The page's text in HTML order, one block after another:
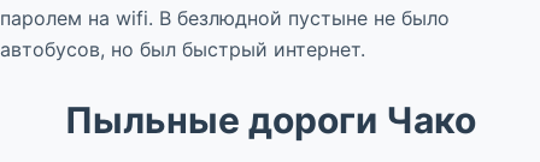
паролем на wifi. В безлюдной пустыне не было
автобусов, но был быстрый интернет.
Пыльные дороги Чако